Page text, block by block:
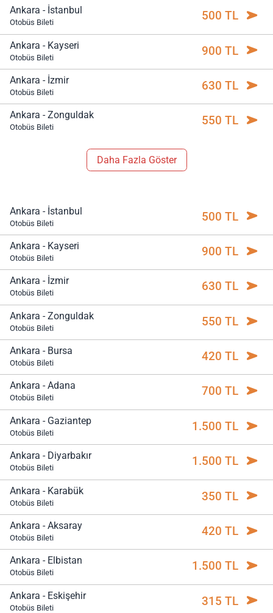
Ankara - İstanbul
Otobüs Bileti 500 TL
Ankara - Kayseri
Otobüs Bileti 900 TL
Ankara - İzmir
Otobüs Bileti 630 TL
Ankara - Zonguldak
Otobüs Bileti 550 TL
Daha Fazla Göster
Ankara - İstanbul
Otobüs Bileti 500 TL
Ankara - Kayseri
Otobüs Bileti 900 TL
Ankara - İzmir
Otobüs Bileti 630 TL
Ankara - Zonguldak
Otobüs Bileti 550 TL
Ankara - Bursa
Otobüs Bileti 420 TL
Ankara - Adana
Otobüs Bileti 700 TL
Ankara - Gaziantep
Otobüs Bileti 1.500 TL
Ankara - Diyarbakır
Otobüs Bileti 1.500 TL
Ankara - Karabük
Otobüs Bileti 350 TL
Ankara - Aksaray
Otobüs Bileti 420 TL
Ankara - Elbistan
Otobüs Bileti 1.500 TL
Ankara - Eskişehir
Otobüs Bileti 315 TL